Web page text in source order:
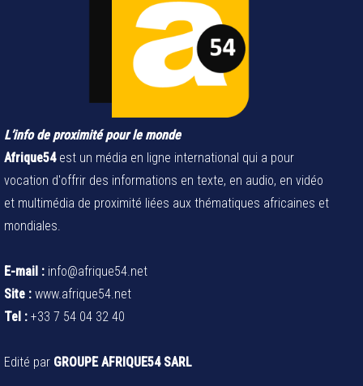
L’info de proximité pour le monde
Afrique54est un média en ligne international qui a pour
vocation d'offrir des informations en texte, en audio, en vidéo
et multimédia de proximité liées aux thématiques africaines et
mondiales.
E-mail : info@afrique54.net
Site : www.afrique54.net
Tel : +33 7 54 04 32 40
Edité par GROUPE AFRIQUE54 SARL